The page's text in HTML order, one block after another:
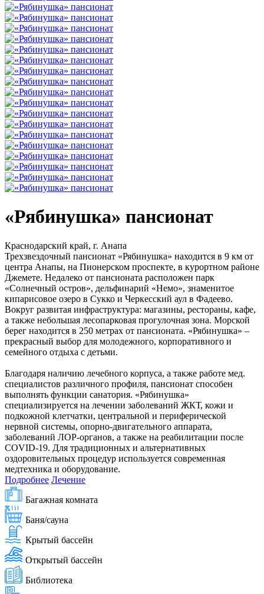
«Рябинушка» пансионат
Краснодарский край, г. Анапа
Трехзвездочный пансионат «Рябинушка» находится в 9 км от
центра Анапы, на Пионерском проспекте, в курортном районе
Джемете. Недалеко от пансионата расположен парк
«Солнечный остров», дельфинарий «Немо», знаменитое
кипарисовое озеро в Сукко и Черкесский аул в Фадеево.
Вокруг развитая инфраструктура: магазины, рестораны, кафе,
а также небольшая лесопарковая прогулочная зона. Морской
берег находится в 250 метрах от пансионата. «Рябинушка» –
прекрасный выбор для молодежного, корпоративного и
семейного отдыха с детьми.
Благодаря наличию лечебного корпуса, а также работе мед.
специалистов различного профиля, пансионат способен
выполнять функции санатория. «Рябинушка»
специализируется на лечении заболеваний ЖКТ, кожи и
подкожной клетчатки, центральной и периферической
нервной системы, опорно-двигательного аппарата,
заболеваний ЛОР-органов, а также на реабилитации после
COVID-19. Для традиционных и альтернативных
оздоровительных процедур используется современная
медтехника и оборудование.
Подробнее Лечение
Багажная комната
Баня/сауна
Крытый бассейн
Открытый бассейн
Библиотека